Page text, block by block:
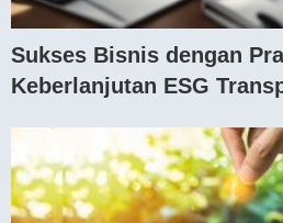
Sukses Bisnis dengan
Keberlanjutan ESG